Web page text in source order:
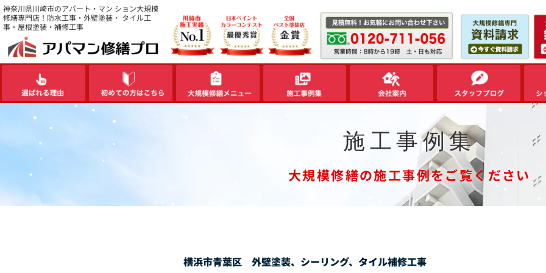
内
容
を
ス
神奈川県川崎市のアパート・マン ション大規模
修繕専門店！防水工事・外壁塗装・ タイル工
事・屋根塗装・補修工事
施工事例集
大規模修繕の施工事例をご覧ください
横浜市青葉区 外壁塗装、シーリング、タイル補修工事